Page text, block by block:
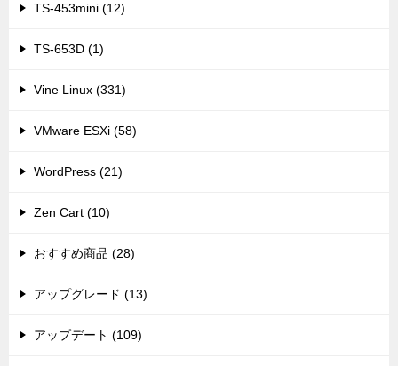
TS-453mini (12)
TS-653D (1)
Vine Linux (331)
VMware ESXi (58)
WordPress (21)
Zen Cart (10)
おすすめ商品 (28)
アップグレード (13)
アップデート (109)